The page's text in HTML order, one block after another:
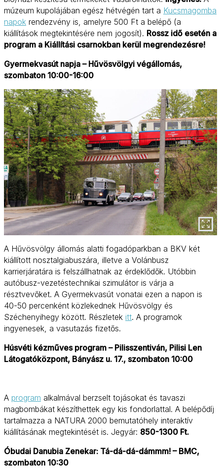
múzeum kupolájában egész hétvégén tart a Kucsmagomba
napok rendezvény is, amelyre 500 Ft a belépő (a
kiállítások megtekintésére nem jogosít). Rossz idő esetén a
program a Kiállítási csarnokban kerül megrendezésre!
Gyermekvasút napja – Hűvösvölgyi végállomás,
szombaton 10:00-16:00
A Hűvösvölgy állomás alatti fogadóparkban a BKV két
kiállított nosztalgiabuszára, illetve a Volánbusz
karrierjáratára is felszállhatnak az érdeklődők. Utóbbin
autóbusz-vezetéstechnikai szimulátor is várja a
résztvevőket. A Gyermekvasút vonatai ezen a napon is
40-50 percenként közlekednek Hűvösvölgy és
Széchenyihegy között. Részletek itt. A programok
ingyenesek, a vasutazás fizetős.
Húsvéti kézműves program – Pilisszentiván, Pilisi Len
Látogatóközpont, Bányász u. 17., szombaton 10:00
A program alkalmával berzselt tojásokat és tavaszi
magbombákat készíthettek egy kis fondorlattal. A belépődíj
tartalmazza a NATURA 2000 bemutatóhely interaktív
kiállításának megtekintését is. Jegyár: 850-1300 Ft.
Óbudai Danubia Zenekar: Tá-dá-dá-dámmm! – BMC,
szombaton 10:30